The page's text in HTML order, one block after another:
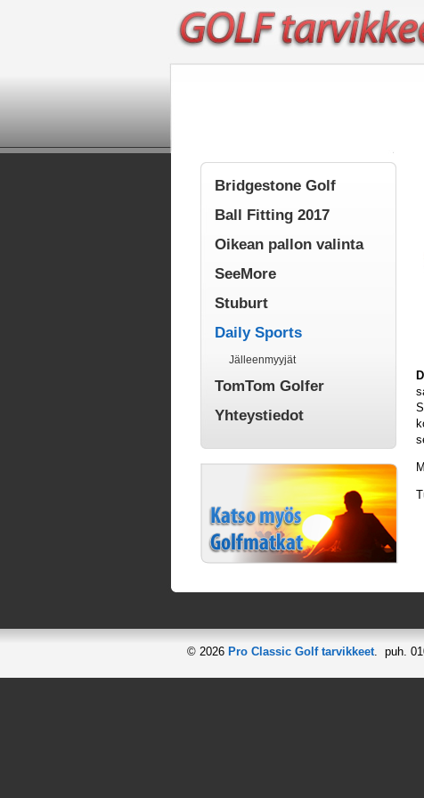
Bridgestone Golf
Ball Fitting 2017
Oikean pallon valinta
SeeMore
Stuburt
Daily Sports
Jälleenmyyjät
TomTom Golfer
Yhteystiedot
© 2026 Pro Classic Golf tarvikkeet. puh.